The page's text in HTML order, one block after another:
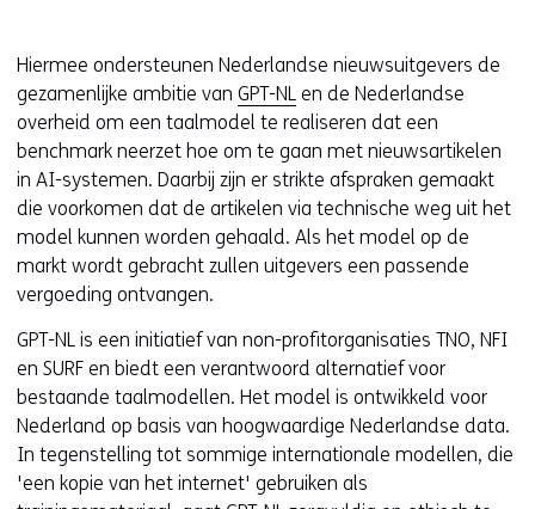
Hiermee ondersteunen Nederlandse nieuwsuitgevers de
gezamenlijke ambitie van GPT-NL en de Nederlandse
overheid om een taalmodel te realiseren dat een
benchmark neerzet hoe om te gaan met nieuwsartikelen
in AI-systemen. Daarbij zijn er strikte afspraken gemaakt
die voorkomen dat de artikelen via technische weg uit het
model kunnen worden gehaald. Als het model op de
markt wordt gebracht zullen uitgevers een passende
vergoeding ontvangen.
GPT-NL is een initiatief van non-profitorganisaties TNO, NFI
en SURF en biedt een verantwoord alternatief voor
bestaande taalmodellen. Het model is ontwikkeld voor
Nederland op basis van hoogwaardige Nederlandse data.
In tegenstelling tot sommige internationale modellen, die
'een kopie van het internet' gebruiken als